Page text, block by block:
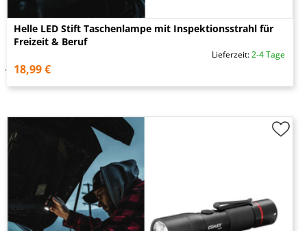
Helle LED Stift Taschenlampe mit Inspektionsstrahl für
Freizeit & Beruf
Lieferzeit:2-4 Tage
18,99 €